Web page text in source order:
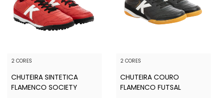
2 CORES
CHUTEIRA SINTETICA
FLAMENCO SOCIETY
2 CORES
CHUTEIRA COURO
FLAMENCO FUTSAL